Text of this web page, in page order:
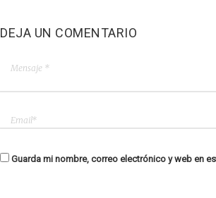
DEJA UN COMENTARIO
Guarda mi nombre, correo electrónico y web en